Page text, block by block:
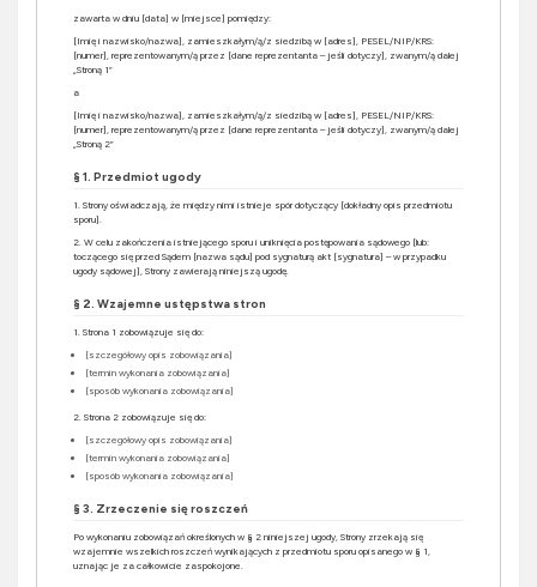
zawarta w dniu [data] w [miejsce] pomiędzy:
[Imię i nazwisko/nazwa], zamieszkałym/ą/z siedzibą w [adres], PESEL/NIP/KRS:
[numer], reprezentowanym/ą przez [dane reprezentanta – jeśli dotyczy], zwanym/ą dalej
„Stroną 1”
a
[Imię i nazwisko/nazwa], zamieszkałym/ą/z siedzibą w [adres], PESEL/NIP/KRS:
[numer], reprezentowanym/ą przez [dane reprezentanta – jeśli dotyczy], zwanym/ą dalej
„Stroną 2”
§ 1. Przedmiot ugody
1. Strony oświadczają, że między nimi istnieje spór dotyczący [dokładny opis przedmiotu
sporu].
2. W celu zakończenia istniejącego sporu i uniknięcia postępowania sądowego [lub:
toczącego się przed Sądem [nazwa sądu] pod sygnaturą akt [sygnatura] – w przypadku
ugody sądowej], Strony zawierają niniejszą ugodę.
§ 2. Wzajemne ustępstwa stron
1. Strona 1 zobowiązuje się do:
[szczegółowy opis zobowiązania]
[termin wykonania zobowiązania]
[sposób wykonania zobowiązania]
2. Strona 2 zobowiązuje się do:
[szczegółowy opis zobowiązania]
[termin wykonania zobowiązania]
[sposób wykonania zobowiązania]
§ 3. Zrzeczenie się roszczeń
Po wykonaniu zobowiązań określonych w § 2 niniejszej ugody, Strony zrzekają się
wzajemnie wszelkich roszczeń wynikających z przedmiotu sporu opisanego w § 1,
uznając je za całkowicie zaspokojone.